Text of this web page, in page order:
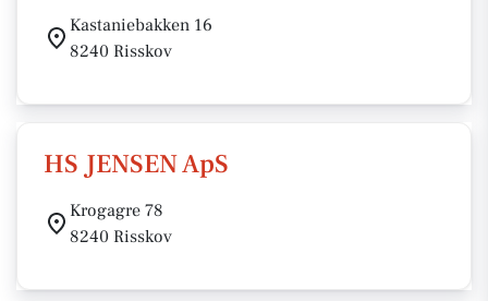
Kastaniebakken 16
8240 Risskov
HS JENSEN ApS
Krogagre 78
8240 Risskov